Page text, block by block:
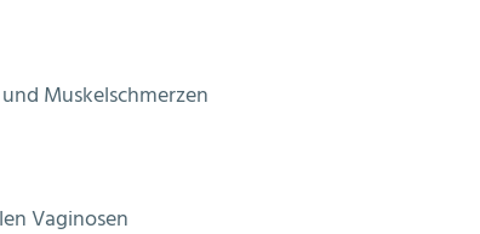
Muskelschmerzen
Vaginosen